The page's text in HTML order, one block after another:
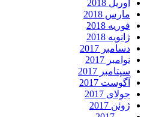
آوریل 2018
مارس 2018
فوریه 2018
ژانویه 2018
دسامبر 2017
نوامبر 2017
سپتامبر 2017
آگوست 2017
جولای 2017
ژوئن 2017